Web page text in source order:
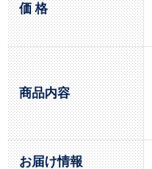
価 格
商品内容
お届け情報